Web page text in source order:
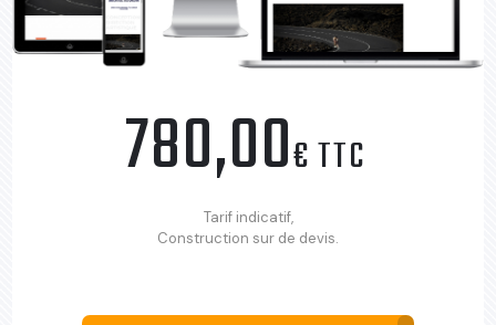
780,00€ TTC
Tarif indicatif,
Construction sur de devis.